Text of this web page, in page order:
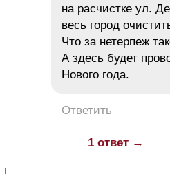
на расчистке ул.
весь город
Что за нетерпеж
А здесь будет
Нового года.
Ответить
1 ответ →